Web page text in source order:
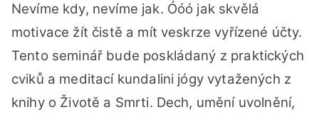
vidí
Nevíme kdy, nevíme jak. Óóó jak skvělá
motivace žít čistě a mít veskrze vyřízené účty.
Tento seminář bude poskládaný z praktických
cviků a meditací kundalini jógy vytažených z
knihy o Životě a Smrti. Dech, umění uvolnění,